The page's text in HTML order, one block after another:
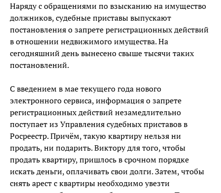
Наряду с обращениями по взысканию на имущество
должников, судебные приставы выпускают
постановления о запрете регистрационных действий
в отношении недвижимого имущества. На
сегодняшний день вынесено свыше тысячи таких
постановлений.
С введением в мае текущего года нового
электронного сервиса, информация о запрете
регистрационных действий незамедлительно
поступает из Управления судебных приставов в
Росреестр. Причём, такую квартиру нельзя ни
продать, ни подарить. Виктору для того, чтобы
продать квартиру, пришлось в срочном порядке
искать деньги, оплачивать свои долги. Затем, чтобы
снять арест с квартиры необходимо увезти